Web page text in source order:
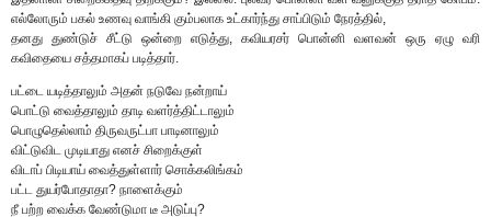
எல்லோரும் பகல் உணவு வாங்கி கும்பலாக உட்கார்ந்து சாப்பிடும் நேரத்தில்,
தனது துண்டுச் சீட்டு ஒன்றை எடுத்து, கவியரசர் பொன்னி வளவன் ஒரு ஏழு வரி
கவிதையை சத்தமாகப் படித்தார்.
பட்டை யடித்தாலும் அதன் நடுவே நன்றாய்
பொட்டு வைத்தாலும் தாடி வளர்த்திட்டாலும்
பொழுதெல்லாம் திருவருட்பா பாடினாலும்
விட்டுவிட முடியாது எனச் சிறைக்குள்
விடாப் பிடியாய் வைத்துள்ளார் சொக்கலிங்கம்
பட்ட துயர்போதாதா? நாளைக்கும்
நீ பற்ற வைக்க வேண்டுமா டீ அடுப்பு?